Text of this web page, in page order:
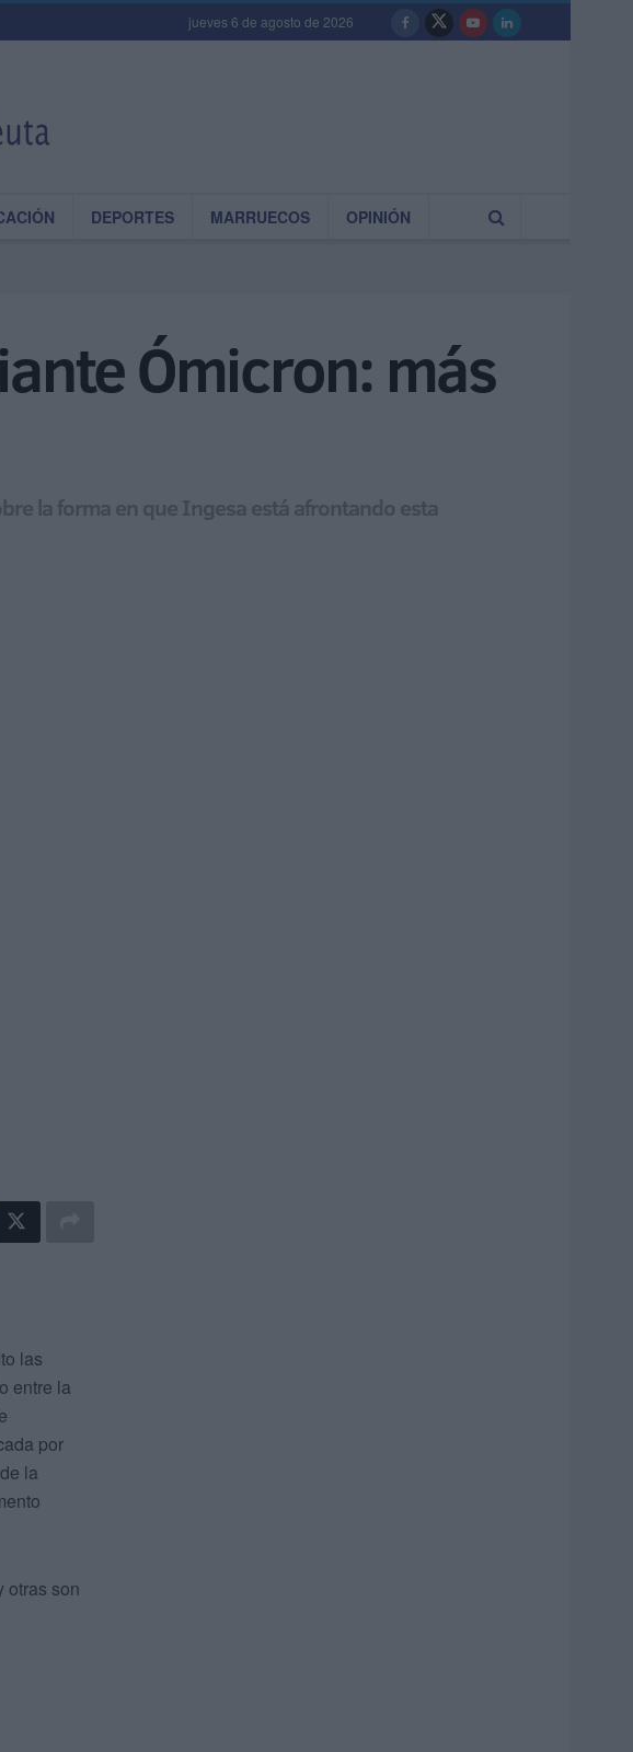
jueves 6 de agosto de 2026
DEPORTES MARRUECOS OPINIÓN
Ómicron: más
la forma en que Ingesa está afrontando esta
las
entre la
por
la
otras son